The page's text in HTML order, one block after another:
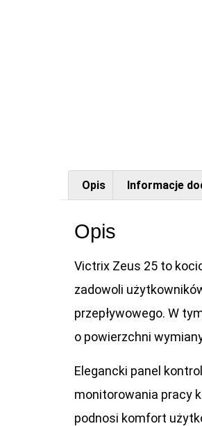
Opis Informacje
Opis
Victrix Zeus 25 to
zadowoli
przepływowego. W
o powierzchni
Elegancki panel
monitorowania pracy
podnosi komfort